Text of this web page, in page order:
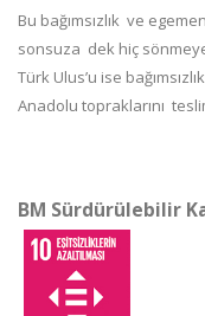
Bu bağımsızlık ve
sonsuza dek hiç
Türk Ulus’u ise
Anadolu topraklarını
BM Sürdürülebilir